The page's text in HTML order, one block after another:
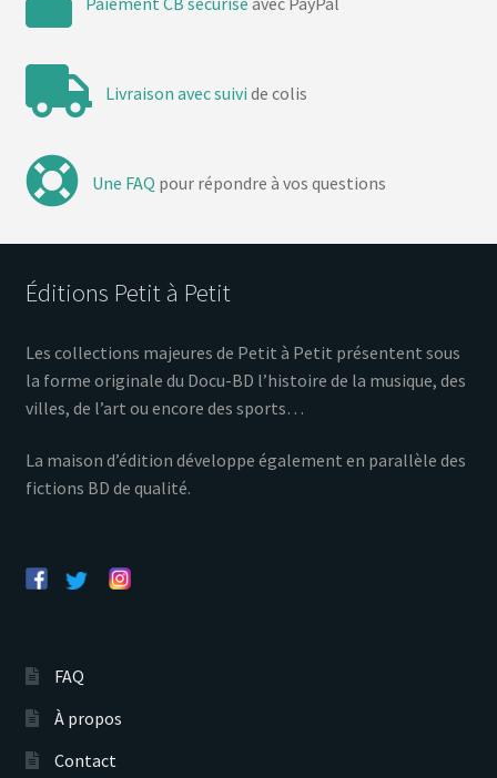
Livraison avec suivi de colis
Une FAQ pour répondre à vos questions
Éditions Petit à Petit
Les collections majeures de Petit à Petit présentent sous
la forme originale du Docu-BD l’histoire de la musique, des
villes, de l’art ou encore des sports…
La maison d’édition développe également en parallèle des
fictions BD de qualité.
FAQ
À propos
Contact